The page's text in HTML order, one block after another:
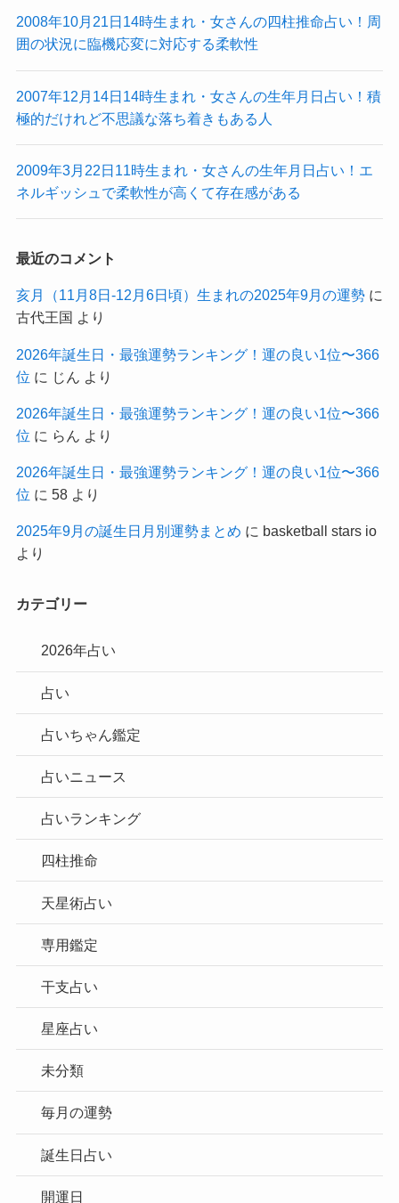
2008年10月21日14時生まれ・女さんの四柱推命占い！周
囲の状況に臨機応変に対応する柔軟性
2007年12月14日14時生まれ・女さんの生年月日占い！積
極的だけれど不思議な落ち着きもある人
2009年3月22日11時生まれ・女さんの生年月日占い！エ
ネルギッシュで柔軟性が高くて存在感がある
最近のコメント
亥月（11月8日-12月6日頃）生まれの2025年9月の運勢に
古代王国 より
2026年誕生日・最強運勢ランキング！運の良い1位〜366
位 に じん より
2026年誕生日・最強運勢ランキング！運の良い1位〜366
位 に らん より
2026年誕生日・最強運勢ランキング！運の良い1位〜366
位 に 58より
2025年9月の誕生日月別運勢まとめ に basketball stars io
より
カテゴリー
2026年占い
占い
占いちゃん鑑定
占いニュース
占いランキング
四柱推命
天星術占い
専用鑑定
干支占い
星座占い
未分類
毎月の運勢
誕生日占い
開運日